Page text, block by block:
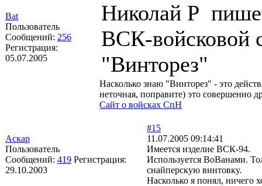
Bat
Пользователь
Сообщений: 256
Регистрация:
05.07.2005
Николай Р
ВСК-войсковой
"Винторез"
Насколько знаю "Винторез" - это
неточная, поправите) это совершенно
Сайт о войсках СпН
Аскар
Пользователь
Сообщений: 419 Регистрация:
29.10.2003
#15
11.07.2005 09:14:41
Имеется изделие ВСК-94.
Используется ВоВанами.
снайперскую винтовку.
Насколько я понял, ничего